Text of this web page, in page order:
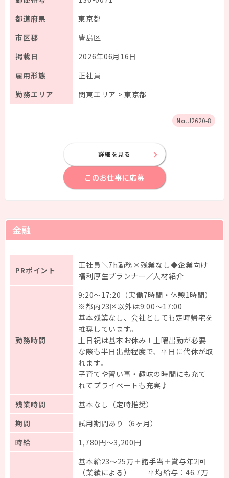
都道府県
東京都
市区郡
豊島区
掲載日
2026年06月16日
雇用形態
正社員
勤務エリア
関東エリア > 東京都
J2620-8
詳細を見る
このお仕事に応募
金融
PRポイント
正社員＼7h勤務×残業なし◆企業向け
福利厚生プランナー／人材紹介
勤務時間
9:20～17:20（実働7時間・休憩1時間）
※都内23区以外は9:00～17:00
基本残業なし、会社としても定時帰宅を
推奨しています。
土日祝は基本お休み！土曜出勤が必要
な際も半日出勤程度で、平日に代休が取
れます。
子育てや習い事・趣味の時間にも充て
れてプライベートも充実♪
残業時間
基本なし（定時推奨）
期間
試用期間あり（6ヶ月）
時給
1,780円～3,200円
基本給23～25万＋諸手当＋賞与年2回
（業績による） 平均給与：46.7万